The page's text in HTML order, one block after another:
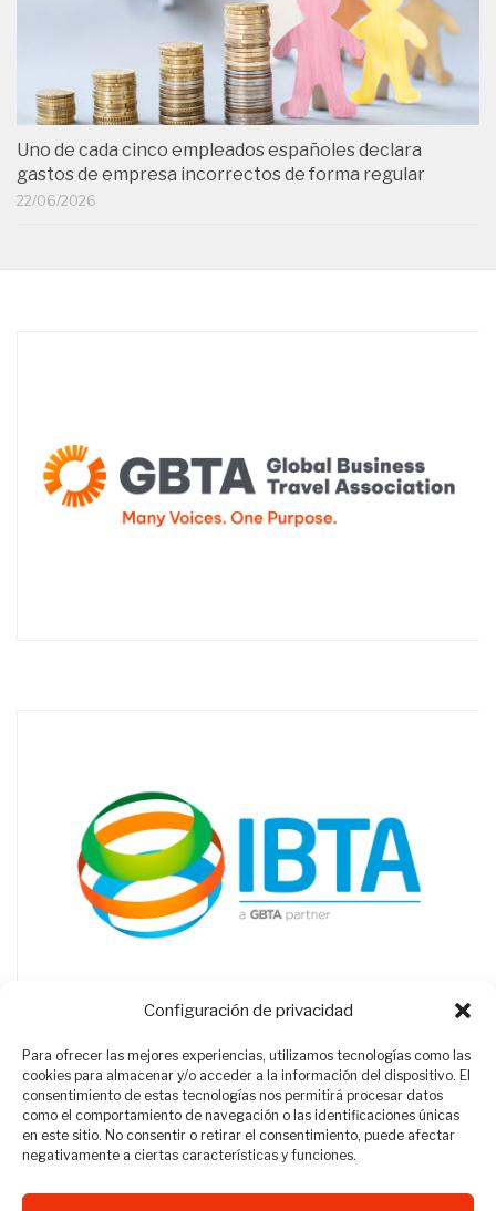
Configuración de privacidad
Para ofrecer las mejores experiencias, utilizamos tecnologías como las
cookies para almacenar y/o acceder a la información del dispositivo. El
consentimiento de estas tecnologías nos permitirá procesar datos
como el comportamiento de navegación o las identificaciones únicas
en este sitio. No consentir o retirar el consentimiento, puede afectar
negativamente a ciertas características y funciones.
Uno de cada cinco empleados españoles declara
gastos de empresa incorrectos de forma regular
22/06/2026